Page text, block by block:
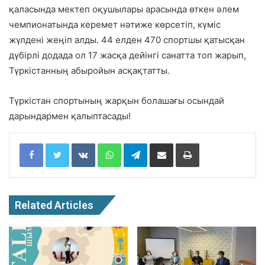
қаласында мектеп оқушылары арасында өткен әлем
чемпионатында керемет нәтиже көрсетіп, күміс
жүлдені жеңіп алды. 44 елден 470 спортшы қатысқан
дүбірлі додада ол 17 жасқа дейінгі санатта топ жарып,
Түркістанның абыройын асқақтатты.
Түркістан спортының жарқын болашағы осындай
дарындармен қалыптасады!
Facebook Twitter VKontakte WhatsApp Telegram
Related Articles